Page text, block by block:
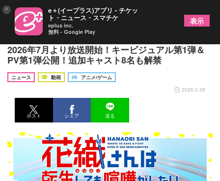
TVアニメ『花織さんは転生しても喧嘩がしたい』
2026年7月より放送開始！キービジュアル第1弾＆
PV第1弾公開！追加キャスト8名も解禁
ニュース 動画
アニメ/ゲーム
2026.3.28
ポスト シェア 送る
× e＋(イープラス)アプリ - チケッ
ト・ニュース・スマチケ
eplus inc.
無料 - Google Play
表示